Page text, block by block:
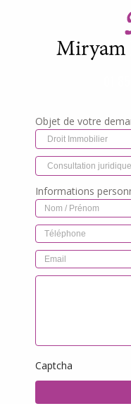
Objet de votre
Informations
Captcha